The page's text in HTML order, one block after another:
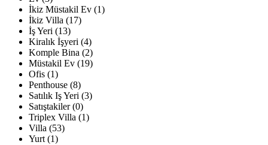
İkiz Müstakil Ev (1)
İkiz Villa (17)
İş Yeri (13)
Kiralık İşyeri (4)
Komple Bina (2)
Müstakil Ev (19)
Ofis (1)
Penthouse (8)
Satılık Iş Yeri (3)
Satıştakiler (0)
Triplex Villa (1)
Villa (53)
Yurt (1)